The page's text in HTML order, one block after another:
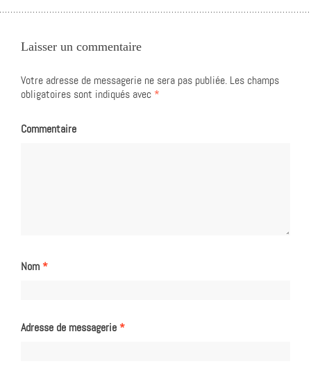
Laisser un commentaire
Votre adresse de messagerie ne sera pas publiée. Les champs
obligatoires sont indiqués avec *
Commentaire
Nom*
Adresse de messagerie*